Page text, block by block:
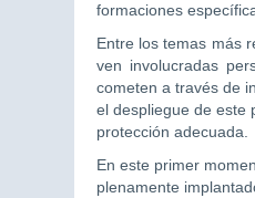
formaciones
Entre los temas más
ven involucradas
cometen a través de
el despliegue de este
protección adecuada.
En este primer
plenamente